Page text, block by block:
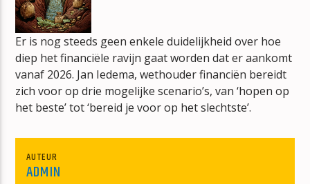
mz-radio
Er is nog steeds geen enkele duidelijkheid over hoe
diep het financiële ravijn gaat worden dat er aankomt
vanaf 2026. Jan Iedema, wethouder financiën bereidt
zich voor op drie mogelijke scenario’s, van ‘hopen op
het beste’ tot ‘bereid je voor op het slechtste’.
AUTEUR
ADMIN